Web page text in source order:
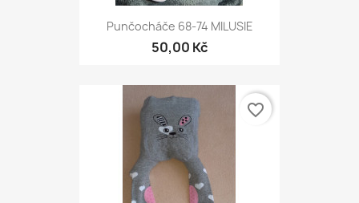
Punčocháče 68-74 MILUSIE
50,00 Kč
favorite_border